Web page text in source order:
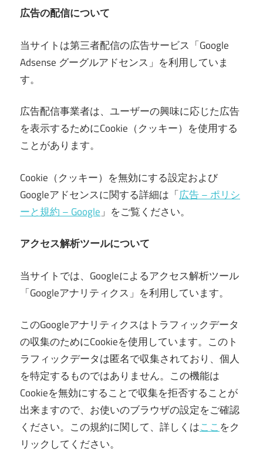
広告の配信について
当サイトは第三者配信の広告サービス「Google
Adsense グーグルアドセンス」を利用していま
す。
広告配信事業者は、ユーザーの興味に応じた広告
を表示するためにCookie（クッキー）を使用する
ことがあります。
Cookie（クッキー）を無効にする設定および
Googleアドセンスに関する詳細は「広告 – ポリシ
ーと規約 – Google 」をご覧ください。
アクセス解析ツールについて
当サイトでは、Googleによるアクセス解析ツール
「Googleアナリティクス」を利用しています。
このGoogleアナリティクスはトラフィックデータ
の収集のためにCookieを使用しています。このト
ラフィックデータは匿名で収集されており、個人
を特定するものではありません。この機能は
Cookieを無効にすることで収集を拒否することが
出来ますので、お使いのブラウザの設定をご確認
ください。この規約に関して、詳しくはここをク
リックしてください。